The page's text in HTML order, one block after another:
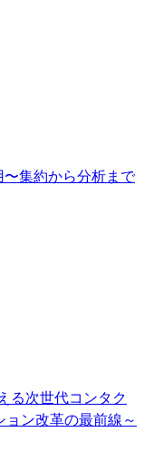
〜集約から分析まで
る次世代コンタク
ン改革の最前線～